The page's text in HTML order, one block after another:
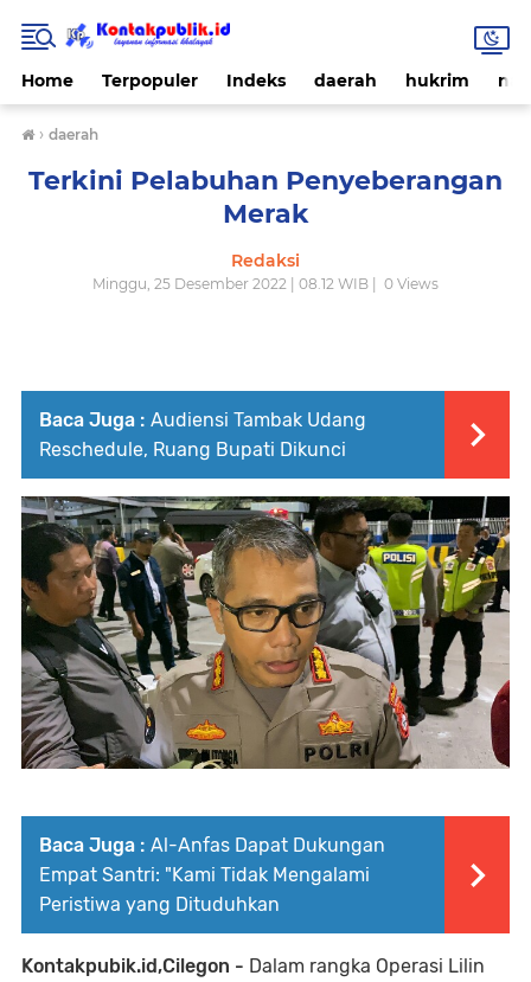
Home Terpopuler Indeks daerah hukrim
› daerah
Terkini Pelabuhan Penyeberangan
Merak
Redaksi
Minggu, 25 Desember 2022 | 08.12 WIB | 0 Views
Baca Juga : Audiensi Tambak Udang
Reschedule, Ruang Bupati Dikunci
Baca Juga : Al-Anfas Dapat Dukungan
Empat Santri: "Kami Tidak Mengalami
Peristiwa yang Dituduhkan
Kontakpubik.id,Cilegon - Dalam rangka Operasi Lilin